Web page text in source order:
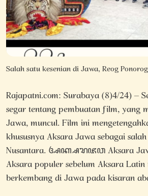
Salah satu kesenian di Jawa, Reog
Rajapatni.com: Surabaya (8)4/24) –
segar tentang pembuatan film, yang
Jawa, muncul. Film ini
khususnya Aksara Jawa sebagai
Nusantara. ꦄꦏ꧀ꦱꦫꦗꦮ Aksara
Aksara populer sebelum Aksara
berkembang di Jawa pada kisaran